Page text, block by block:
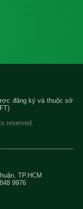
đăng ký và thuộc sở
reserved.
TP.HCM
9976